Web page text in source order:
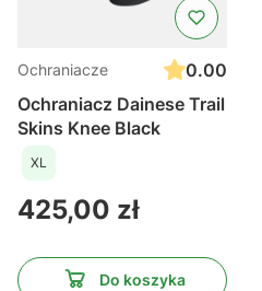
Ochraniacze
0.00
Ochraniacz Dainese Trail
Skins Knee Black
XL
Cena
425,00 zł
Do koszyka